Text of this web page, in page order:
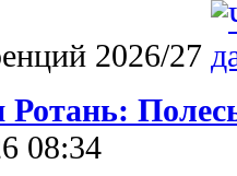
2026/27
Ротань:
08:34